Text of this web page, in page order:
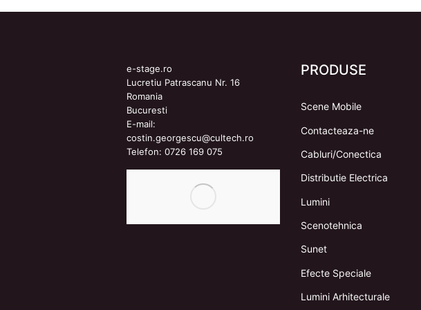
e-stage.ro
Lucretiu Patrascanu Nr. 16
Romania
Bucuresti
E-mail:
costin.georgescu@cultech.ro
Telefon: 0726 169 075
PRODUSE
Scene Mobile
Contacteaza-ne
Cabluri/Conectica
Distributie Electrica
Lumini
Scenotehnica
Sunet
Efecte Speciale
Lumini Arhitecturale